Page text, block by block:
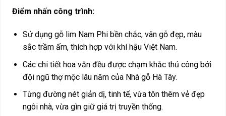
Điểm nhấn công trình:
Sử dụng gỗ lim Nam Phi bền chắc, vân gỗ đẹp, màu
sắc trầm ấm, thích hợp với khí hậu Việt Nam.
Các chi tiết hoa văn đều được chạm khắc thủ công bởi
đội ngũ thợ mộc lâu năm của Nhà gỗ Hà Tây.
Từng đường nét giản dị, tinh tế, vừa tôn thêm vẻ đẹp
ngôi nhà, vừa gìn giữ giá trị truyền thống.